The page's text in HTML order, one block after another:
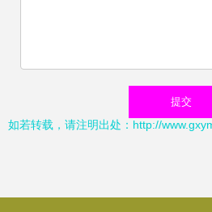
如若转载，请注明出处：http://